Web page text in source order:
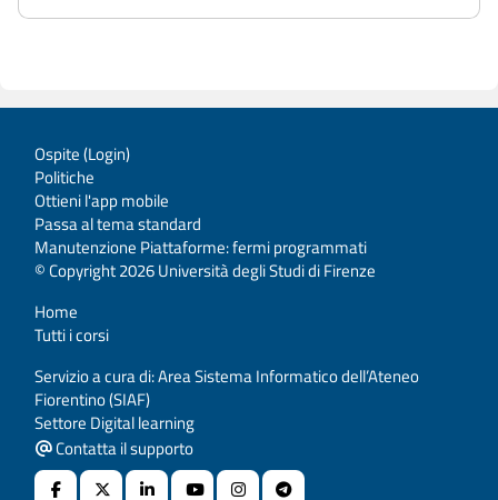
Ospite (Login)
Politiche
Ottieni l'app mobile
Passa al tema standard
Manutenzione Piattaforme: fermi programmati
© Copyright 2026 Università degli Studi di Firenze
Home
Tutti i corsi
Servizio a cura di: Area Sistema Informatico dell’Ateneo
Fiorentino (SIAF)
Settore Digital learning
Contatta il supporto